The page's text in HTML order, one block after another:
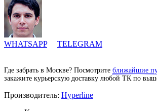
WHATSAPP TELEGRAM
Где забрать в Москве? Посмотрите ближайшие
закажите курьерскую доставку любой ТК по
Производитель: Hyperline